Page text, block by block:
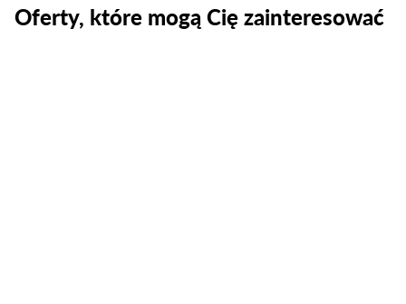
Oferty, które mogą Cię zainteresować